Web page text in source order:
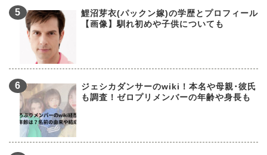
鯉沼芽衣(パックン嫁)の学歴とプロフィール
【画像】馴れ初めや子供についても
ジェシカダンサーのwiki！本名や母親･彼氏
も調査！ゼロプリメンバーの年齢や身長も